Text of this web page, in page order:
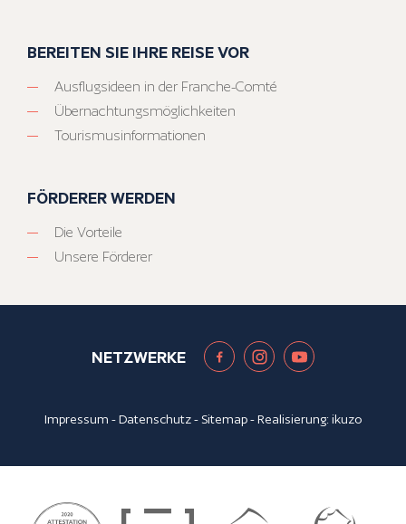
BEREITEN SIE IHRE REISE VOR
Ausflugsideen in der Franche-Comté
Übernachtungsmöglichkeiten
Tourismusinformationen
FÖRDERER WERDEN
Die Vorteile
Unsere Förderer
NETZWERKE
Impressum -Datenschutz- Sitemap- Realisierung:ikuzo